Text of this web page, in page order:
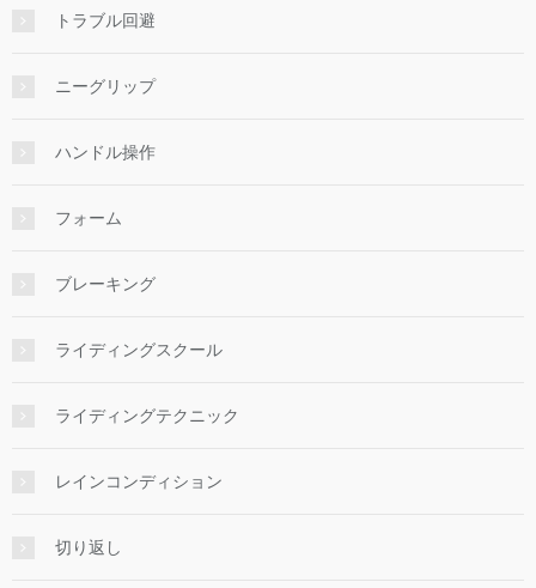
トラブル回避
ニーグリップ
ハンドル操作
フォーム
ブレーキング
ライディングスクール
ライディングテクニック
レインコンディション
切り返し